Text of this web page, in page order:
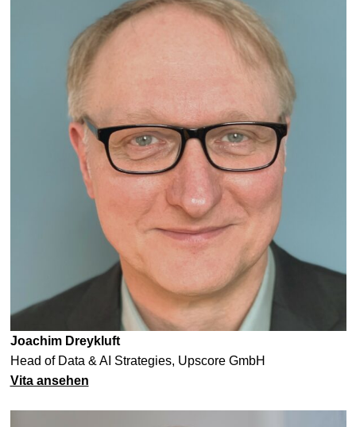
Joachim Dreykluft
Head of Data & AI Strategies, Upscore GmbH
Vita ansehen